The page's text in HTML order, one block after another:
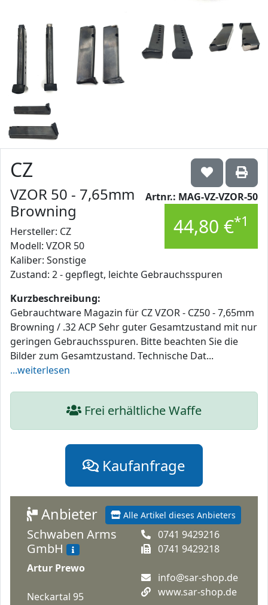
Artnr.: MAG-VZ-VZOR-50
44,80 €*1
CZ
VZOR 50 - 7,65mm
Browning
Hersteller: CZ
Modell: VZOR 50
Kaliber: Sonstige
Zustand: 2 - gepflegt, leichte Gebrauchsspuren
Kurzbeschreibung:
Gebrauchtware Magazin für CZ VZOR - CZ50 - 7,65mm
Browning / .32 ACP Sehr guter Gesamtzustand mit nur
geringen Gebrauchsspuren. Bitte beachten Sie die
Bilder zum Gesamtzustand. Technische Dat...
...weiterlesen
Frei erhältliche Waffe
Kaufanfrage
Alle Artikel dieses Anbieters
Anbieter
Schwaben Arms
GmbH
Artur Prewo
Neckartal 95
0741 9429216
0741 9429218
info@sar-shop.de
www.sar-shop.de